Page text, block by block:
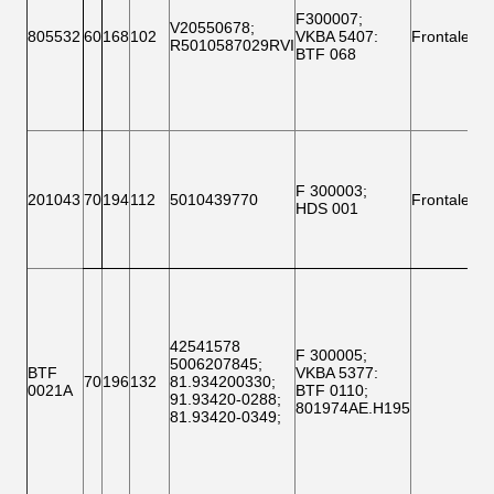
805532 60168102 V20550678;
R5010587029RVI
F300007;
VKBA 5407:
BTF 068
Frontale
201043 70194112 5010439770 F 300003;
HDS 001
Frontale
BTF
0021A
70196132
42541578
5006207845;
81.934200330;
91.93420-0288;
81.93420-0349;
F 300005;
VKBA 5377:
BTF 0110;
801974AE.H195